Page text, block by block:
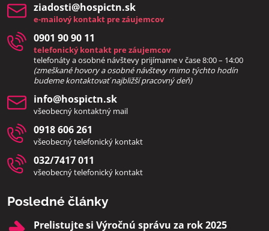
ziadosti​@hospictn​.sk
e-mailový kontakt pre záujemcov
0901 90 90 11
telefonický kontakt pre záujemcov
telefonáty a osobné návštevy prijímame v čase 8:00 – 14:00
(zmeškané hovory a osobné návštevy mimo týchto hodín
budeme kontaktovať najbližší pracovný deň)
info​@hospictn​.sk
všeobecný kontaktný mail
0918 606 261
všeobecný telefonický kontakt
032/7417 011
všeobecný telefonický kontakt
Posledné články
Prelistujte si Výročnú správu za rok 2025